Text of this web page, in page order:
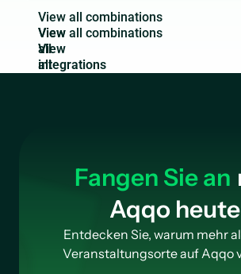
View a combinations
View
all
integrations
Fangen Sie an
Aqqo heute
Entdecken Sie, warum mehr
Veranstaltungsorte auf Aqqo